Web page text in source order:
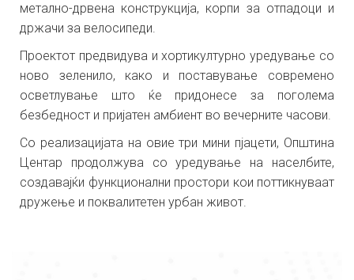
метално-дрвена конструкција, корпи за отпадоци и
држачи за велосипеди.
Проектот предвидува и хортикултурно уредување со
ново зеленило, како и поставување современо
осветлување што ќе придонесе за поголема
безбедност и пријатен амбиент во вечерните часови.
Со реализацијата на овие три мини пјацети, Општина
Центар продолжува со уредување на населбите,
создавајќи функционални простори кои поттикнуваат
дружење и поквалитетен урбан живот.